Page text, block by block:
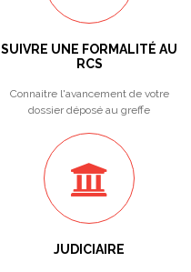
SUIVRE UNE FORMALITÉ AU
RCS
Connaitre l'avancement de votre
dossier déposé au greffe
JUDICIAIRE